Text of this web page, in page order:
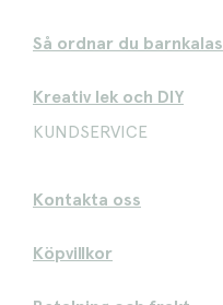
Så ordnar du barnkalas
Kreativ lek och DIY
KUNDSERVICE
Kontakta oss
Köpvillkor